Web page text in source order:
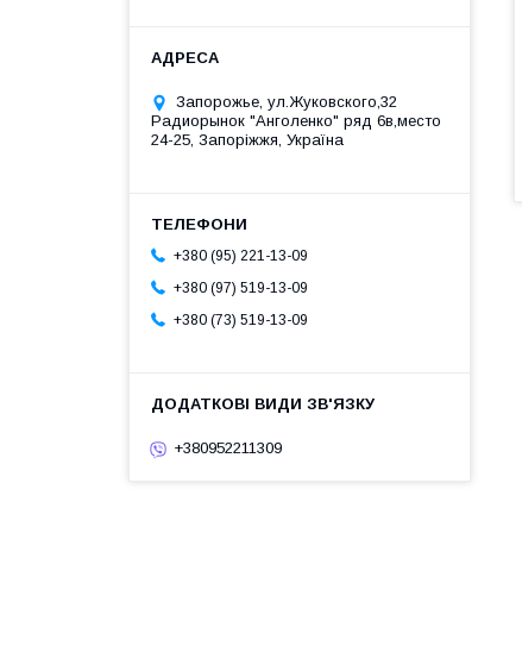
Запорожье, ул.Жуковского,32
Радиорынок "Анголенко" ряд 6в,место
24-25, Запоріжжя, Україна
+380 (95) 221-13-09
+380 (97) 519-13-09
+380 (73) 519-13-09
+380952211309